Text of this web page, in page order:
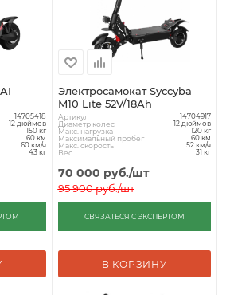
14705418
12 дюймов
150 кг
60 км
60 км/ч
43 кг
Электросамокат Syccyba
M10 Lite 52V/18Ah
Артикул 14704917
Диаметр колес 12 дюймов
Макс. нагрузка 120 кг
Максимальный пробег 60 км
Макс. скорость 52 км/ч
Вес 31 кг
70 000 руб./шт
95 900руб./шт
СВЯЗАТЬСЯ С ЭКСПЕРТОМ
В КОРЗИНУ